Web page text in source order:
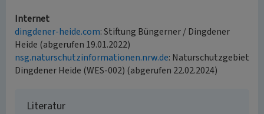
Internet
dingdener-heide.com: Stiftung Büngerner / Dingdener
Heide (abgerufen 19.01.2022)
nsg.naturschutzinformationen.nrw.de: Naturschutzgebiet
Dingdener Heide (WES-002) (abgerufen 22.02.2024)
Literatur